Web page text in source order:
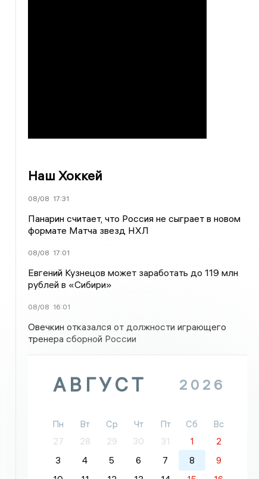
Наш Хоккей
08/08 17:31
Панарин считает, что Россия не сыграет в новом
формате Матча звезд НХЛ
08/08 17:01
Евгений Кузнецов может заработать до 119 млн
рублей в «Сибири»
08/08 16:01
Овечкин отказался от должности играющего
тренера сборной России
АВГУСТ 2026
Пн Вт Ср Чт Пт Сб
Вс
27
28 29 30 31 1
2
3
4 5 6 7 8
9